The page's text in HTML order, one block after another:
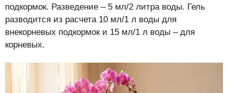
подкормок. Разведение – 5 мл/2 литра воды. Гель
разводится из расчета 10 мл/1 л воды для
внекорневых подкормок и 15 мл/1 л воды – для
корневых.